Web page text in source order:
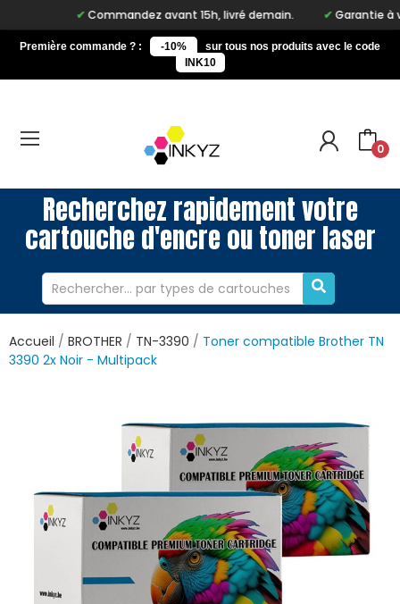
Commandez avant 15h, livré demain. Garantie à vie
Première commande ? : -10%
sur tous nos produits avec le code
INK10
0
Recherchez rapidement votre
cartouche d'encre ou toner laser
Accueil BROTHER TN-3390
Toner compatible Brother TN
3390 2x Noir - Multipack